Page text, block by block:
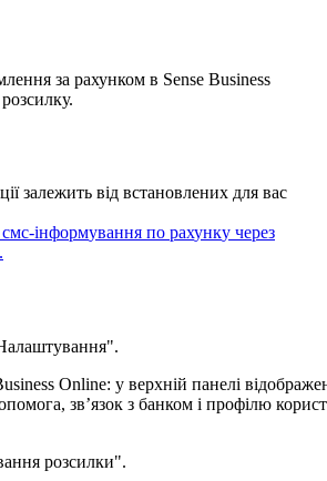
лення за рахунком в Sense Business
розсилку.
ції залежить від встановлених для вас
смс-інформування по рахунку через
.
алаштування".
ання розсилки".